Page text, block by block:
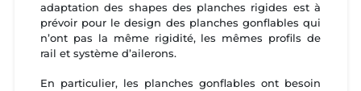
adaptation des shapes des planches rigides est à
prévoir pour le design des planches gonflables qui
n’ont pas la même rigidité, les mêmes profils de
rail et système d’ailerons.
En particulier, les planches gonflables ont besoin